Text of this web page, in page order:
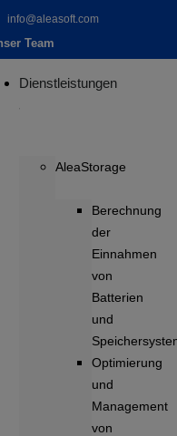
info@aleasoft.com
Team
Dienstleistungen
AleaStorage
Berechnung
der
Einnahmen
von
Batterien
und
Optimierung
und
Management
von